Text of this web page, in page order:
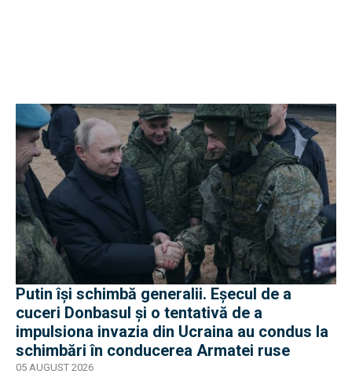
Putin își schimbă generalii. Eșecul de a
cuceri Donbasul și o tentativă de a
impulsiona invazia din Ucraina au condus la
schimbări în conducerea Armatei ruse
05 AUGUST 2026